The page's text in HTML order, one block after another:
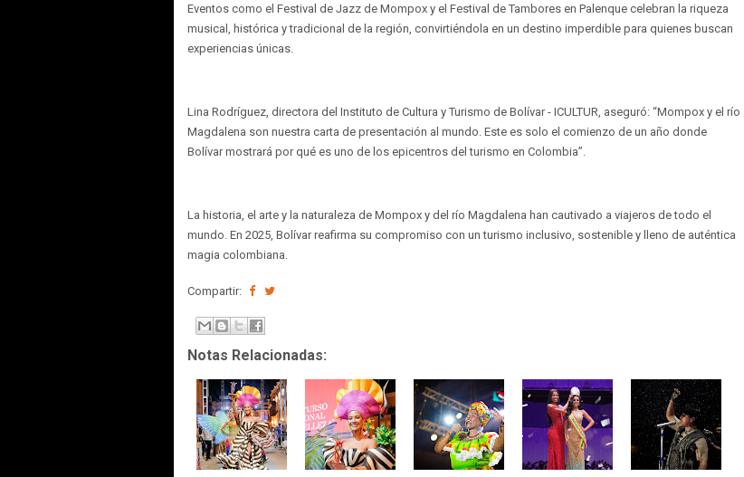
Eventos como el Festival de Jazz de Mompox y el Festival de Tambores en Palenque celebran la riqueza
musical, histórica y tradicional de la región, convirtiéndola en un destino imperdible para quienes buscan
experiencias únicas.
Lina Rodríguez, directora del Instituto de Cultura y Turismo de Bolívar - ICULTUR, aseguró: “Mompox y el río
Magdalena son nuestra carta de presentación al mundo. Este es solo el comienzo de un año donde
Bolívar mostrará por qué es uno de los epicentros del turismo en Colombia”.
La historia, el arte y la naturaleza de Mompox y del río Magdalena han cautivado a viajeros de todo el
mundo. En 2025, Bolívar reafirma su compromiso con un turismo inclusivo, sostenible y lleno de auténtica
magia colombiana.
Compartir:
Notas Relacionadas: